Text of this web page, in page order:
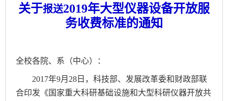
关于报送2019年大型仪器设备开放服
务收费标准的通知
全校各院、系（中心）：
2017年9月28日，科技部、发展改革委和财政部联
合印发《国家重大科研基础设施和大型科研仪器开放共